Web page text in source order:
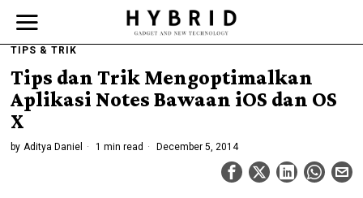
TIPS & TRIK
Tips dan Trik Mengoptimalkan
Aplikasi Notes Bawaan iOS dan OS
X
by Aditya Daniel 1 min read December 5, 2014